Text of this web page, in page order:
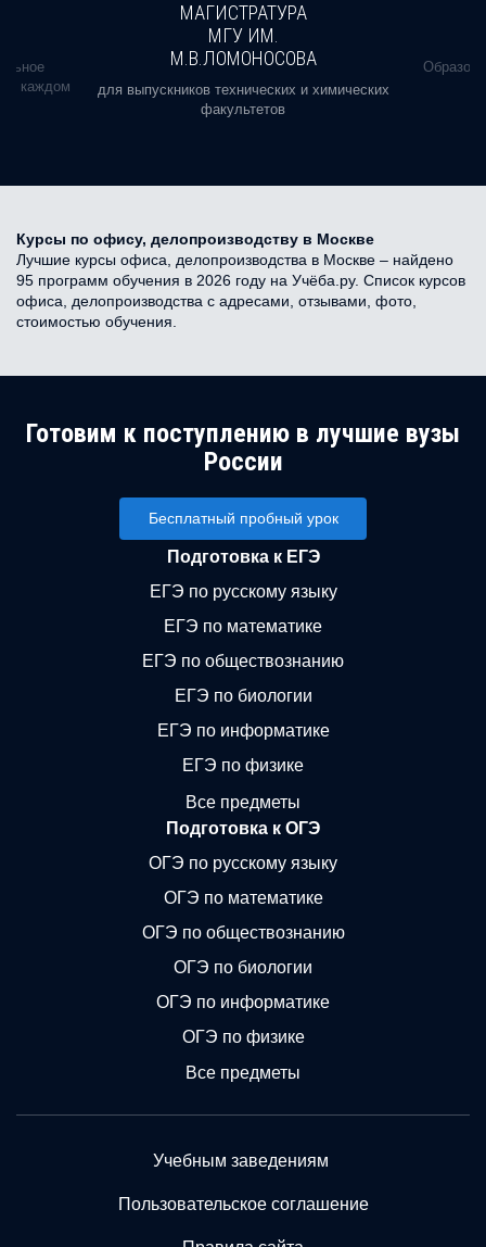
в каждом
МАГИСТРАТУРА
МГУ ИМ.
М.В.ЛОМОНОСОВА
для выпускников технических и химических
факультетов
Курсы по офису, делопроизводству в Москве
Лучшие курсы офиса, делопроизводства в Москве – найдено
95 программ обучения в 2026 году на Учёба.ру. Список курсов
офиса, делопроизводства с адресами, отзывами, фото,
стоимостью обучения.
Готовим к поступлению в лучшие вузы
России
Бесплатный пробный урок
Подготовка к ЕГЭ
ЕГЭ по русскому языку
ЕГЭ по математике
ЕГЭ по обществознанию
ЕГЭ по биологии
ЕГЭ по информатике
ЕГЭ по физике
Все предметы
Подготовка к ОГЭ
ОГЭ по русскому языку
ОГЭ по математике
ОГЭ по обществознанию
ОГЭ по биологии
ОГЭ по информатике
ОГЭ по физике
Все предметы
Учебным заведениям
Пользовательское соглашение